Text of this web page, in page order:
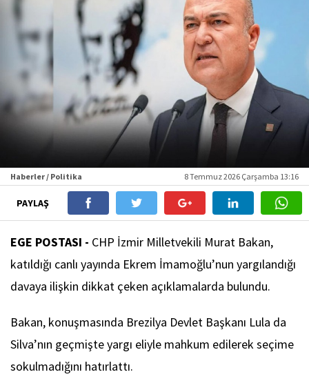
Haberler / Politika 8 Temmuz 2026 Çarşamba 13:16
PAYLAŞ
EGE POSTASI - CHP İzmir Milletvekili Murat Bakan,
katıldığı canlı yayında Ekrem İmamoğlu’nun yargılandığı
davaya ilişkin dikkat çeken açıklamalarda bulundu.
Bakan, konuşmasında Brezilya Devlet Başkanı Lula da
Silva’nın geçmişte yargı eliyle mahkum edilerek seçime
sokulmadığını hatırlattı.